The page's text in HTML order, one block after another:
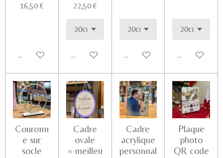
16,50 €
Ajouter au panier
22,50 €
Voir les détails Voir les détails Ajouter au
Couronn
e sur
socle
Cadre
ovale
« meilleu
Cadre
acrylique
personnal
Plaque
photo
QR code